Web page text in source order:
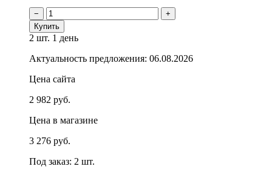
−
+
Купить
2 шт. 1 день
Актуальность предложения: 06.08.2026
Цена сайта
2 982 руб.
Цена в магазине
3 276 руб.
Под заказ: 2 шт.